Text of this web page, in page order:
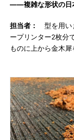
――複雑な形状の日
担当者：
型を用い
ープリンター2枚分
ものに上から金木犀